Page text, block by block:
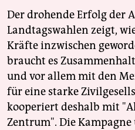
Der drohende Erfolg der
Landtagswahlen zeigt,
Kräfte inzwischen
braucht es
und vor allem mit den
für eine starke
kooperiert deshalb mit
Zentrum". Die